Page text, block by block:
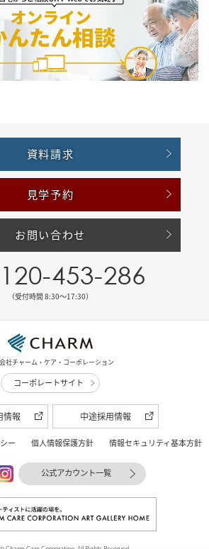
資料請求
見学予約
お問い合わせ
453-286
（受付時間 8:30〜17:30）
社チャーム・ケア・コーポレーション
コーポレートサイト
情報 中途採用情報
ー 個人情報保護方針 情報セキュリティ基本方針
公式アカウント一覧